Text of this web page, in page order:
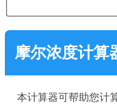
摩尔浓度计算
本计算器可帮助您计